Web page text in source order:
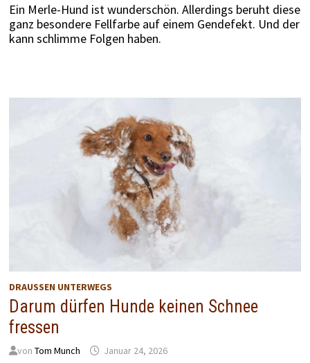
Ein Merle-Hund ist wunderschön. Allerdings beruht diese
ganz besondere Fellfarbe auf einem Gendefekt. Und der
kann schlimme Folgen haben.
DRAUSSEN UNTERWEGS
Darum dürfen Hunde keinen Schnee
fressen
von Tom Munch Januar 24, 2026